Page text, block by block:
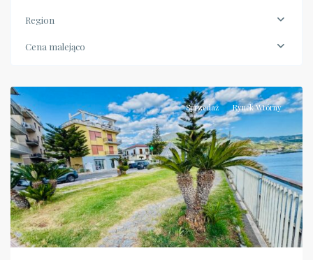
Region
Cena malejąco
Sprzedaż Rynek Wtórny